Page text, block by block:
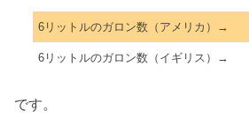
6リットルのガロン数（アメリカ）→
6リットルのガロン数（イギリス）→
です。